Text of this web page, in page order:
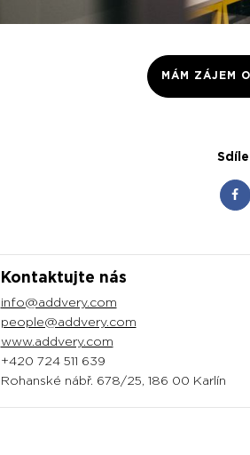
MÁM ZÁJEM
Kontaktujte nás
info@addvery.com
people@addvery.com
www.addvery.com
+420 724 511 639
Rohanské nábř. 678/25, 186 00 Karlín